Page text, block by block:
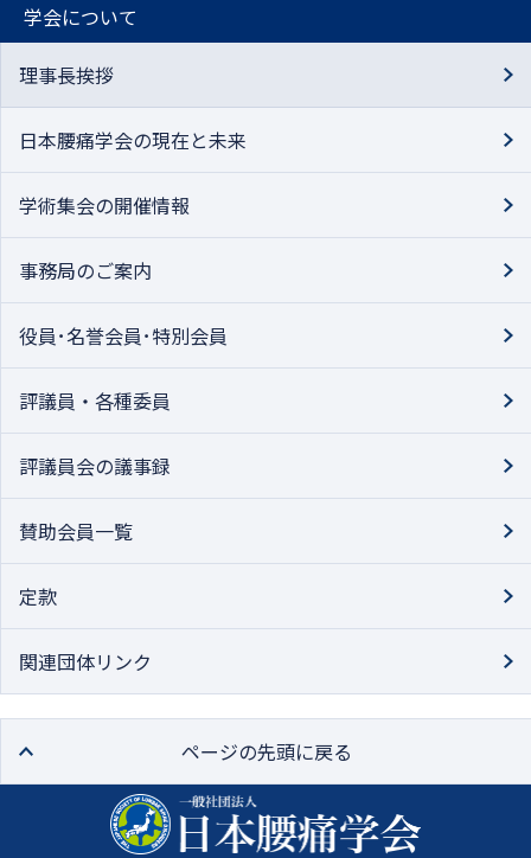
学会について
理事長挨拶
日本腰痛学会の現在と未来
学術集会の開催情報
事務局のご案内
役員･名誉会員･特別会員
評議員・各種委員
評議員会の議事録
賛助会員一覧
定款
関連団体リンク
ページの先頭に戻る